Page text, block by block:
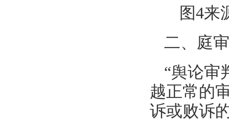
图4来
二、庭
“舆论审
越正常的
诉或败诉